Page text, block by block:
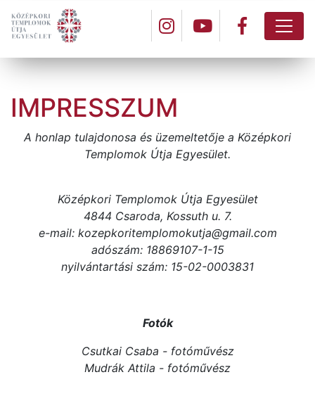
IMPRESSZUM
A honlap tulajdonosa és üzemeltetője a Középkori
Templomok Útja Egyesület.
Középkori Templomok Útja Egyesület
4844 Csaroda, Kossuth u. 7.
e-mail: kozepkoritemplomokutja@gmail.com
adószám: 18869107-1-15
nyilvántartási szám: 15-02-0003831
Fotók
Csutkai Csaba - fotóművész
Mudrák Attila - fotóművész